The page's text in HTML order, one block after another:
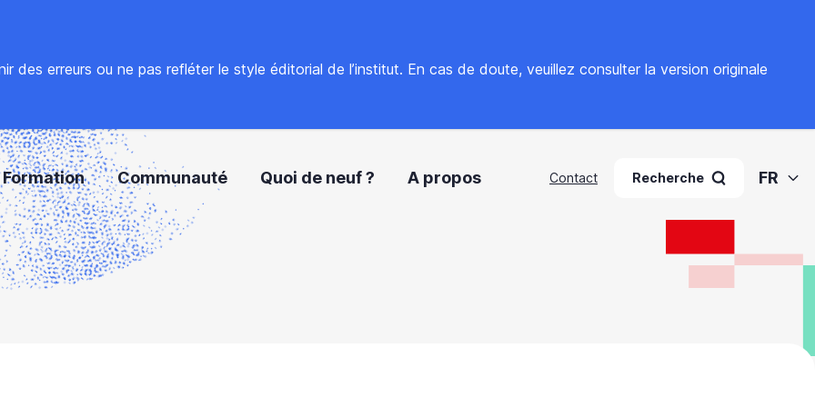
des erreurs ou ne pas refléter le style éditorial de l’institut. En cas de doute, veuillez consulter la version originale
Formation Communauté Quoi de neuf ? A propos Contact Recherche FR